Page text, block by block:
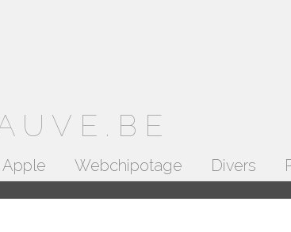
Apple Webchipotage Divers